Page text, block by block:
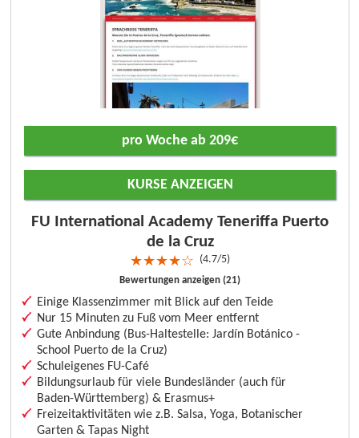
FU International Academy Teneriffa Puerto
de la Cruz
★★★★☆ 4.7/5
Bewertungen anzeigen (21)
Einige Klassenzimmer mit Blick auf den Teide
Nur 15 Minuten zu Fuß vom Meer entfernt
Gute Anbindung (Bus-Haltestelle: Jardín Botánico -
School Puerto de la Cruz)
Schuleigenes FU-Café
Bildungsurlaub für viele Bundesländer (auch für
Baden-Württemberg) & Erasmus+
Freizeitaktivitäten wie z.B. Salsa, Yoga, Botanischer
Garten & Tapas Night
pro Woche ab 209€
KURSE ANZEIGEN